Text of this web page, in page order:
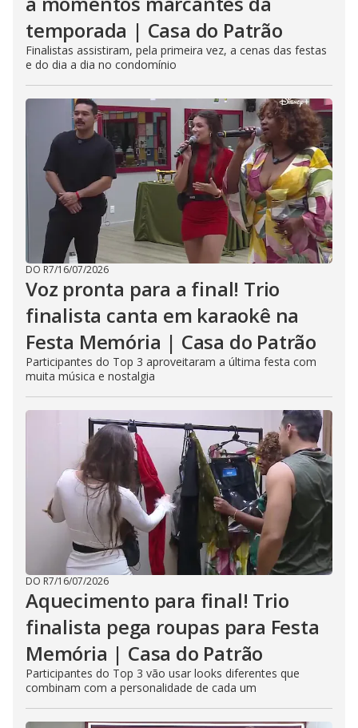
temporada | Casa do Patrão
Finalistas assistiram, pela primeira vez, a cenas das festas
e do dia a dia no condomínio
DO R7/16/07/2026
Voz pronta para a final! Trio
finalista canta em karaokê na
Festa Memória | Casa do Patrão
Participantes do Top 3 aproveitaram a última festa com
muita música e nostalgia
DO R7/16/07/2026
Aquecimento para final! Trio
finalista pega roupas para Festa
Memória | Casa do Patrão
Participantes do Top 3 vão usar looks diferentes que
combinam com a personalidade de cada um